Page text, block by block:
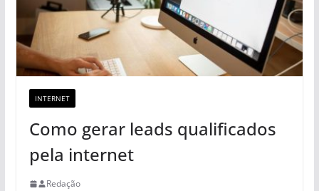
INTERNET
Como gerar leads qualificados
pela internet
Redação